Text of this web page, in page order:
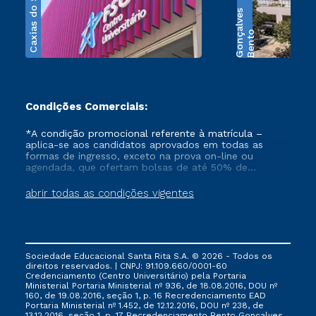
Caxias do Sul B
e
n
t
o
G
o
n
ç
a
l
v
e
s
Condições Comerciais:
abrir todas as condições vigentes
*A condição promocional referente à matrícula –
aplica-se aos candidatos aprovados em todas as
formas de ingresso, exceto na prova on-line ou
agendada, que ofertam bolsas de até 50% de
que ainda não tenham efetivado e/ou não tenham
cancelado ou trancado sua matrícula em uma das
FIES, Prouni e outros programas governamentais, e
não se acumula com nenhuma outra campanha
ofertada pela Instituição.
Sociedade Educacional Santa Rita S.A. © 2026 - Todos os
direitos reservados. | CNPJ: 91.109.660/0001-60
Credenciamento (Centro Universitário) pela Portaria
Ministerial Portaria Ministerial nº 936, de 18.08.2016, DOU nº
160, de 19.08.2016, seção 1, p. 16 Recredenciamento EAD
Portaria Ministerial nº 1.452, de 12.12.2016, DOU nº 238, de